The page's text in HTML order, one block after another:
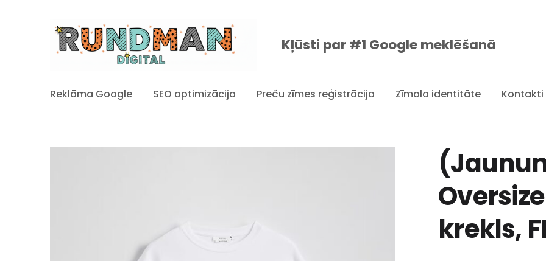
Kļūsti par #1 Google meklēšanā
Reklāma Google SEO optimizācija Preču zīmes reģistrācija Zīmola identitāte Kontakti
krekls,